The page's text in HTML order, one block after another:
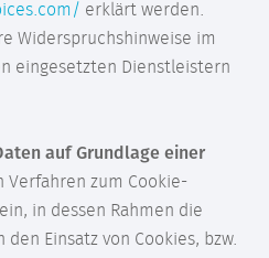
erklärt werden.
Widerspruchshinweise im
eingesetzten Dienstleistern
auf Grundlage einer
Verfahren zum Cookie-
in dessen Rahmen die
Einsatz von Cookies, bzw.